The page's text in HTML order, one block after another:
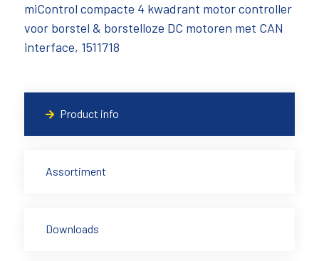
miControl compacte 4 kwadrant motor controller
voor borstel & borstelloze DC motoren met CAN
interface, 1511718
Product info
Assortiment
Downloads